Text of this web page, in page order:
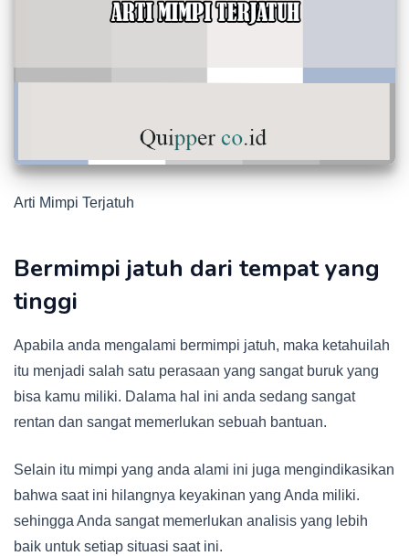
Arti Mimpi Terjatuh
Bermimpi jatuh dari tempat yang
tinggi
Apabila anda mengalami bermimpi jatuh, maka ketahuilah
itu menjadi salah satu perasaan yang sangat buruk yang
bisa kamu miliki. Dalama hal ini anda sedang sangat
rentan dan sangat memerlukan sebuah bantuan.
Selain itu mimpi yang anda alami ini juga mengindikasikan
bahwa saat ini hilangnya keyakinan yang Anda miliki.
sehingga Anda sangat memerlukan analisis yang lebih
baik untuk setiap situasi saat ini.